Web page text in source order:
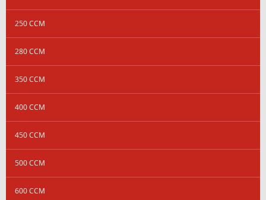
250 CCM
280 CCM
350 CCM
400 CCM
450 CCM
500 CCM
600 CCM